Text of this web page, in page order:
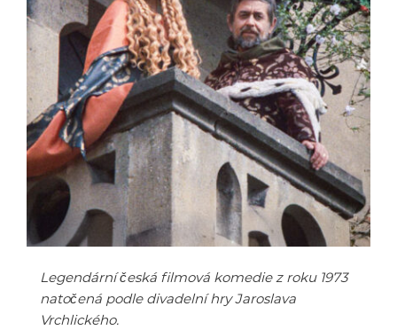
Legendární česká filmová komedie z roku 1973
natočená podle divadelní hry Jaroslava
Vrchlického.